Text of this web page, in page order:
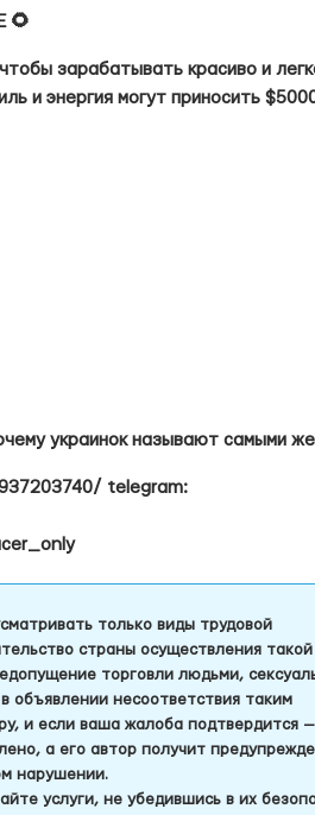
🌻
зарабатывать красиво и
и энергия могут приносить
украинок называют самыми
telegram:
только виды трудовой
страны осуществления такой
торговли людьми,
объявлении несоответствия таким
и если ваша жалоба подтвердится —
а его автор получит
нарушении.
услуги, не убедившись в их